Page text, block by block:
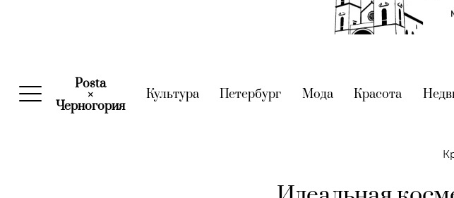
Posta
×
Черногория(current)
Культура(current)
Петербург (current)
Мода(current)
Красота (current)